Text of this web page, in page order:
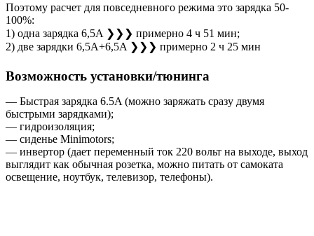
Поэтому расчет для повседневного режима это зарядка 50-
100%:
1) одна зарядка 6,5A ❯❯❯ примерно 4 ч 51 мин;
2) две зарядки 6,5A+6,5A ❯❯❯ примерно 2 ч 25 мин
Возможность установки/тюнинга
— Быстрая зарядка 6.5A (можно заряжать сразу двумя
быстрыми зарядками);
— гидроизоляция;
— сиденье Minimotors;
— инвертор (дает переменный ток 220 вольт на выходе, выход
выглядит как обычная розетка, можно питать от самоката
освещение, ноутбук, телевизор, телефоны).